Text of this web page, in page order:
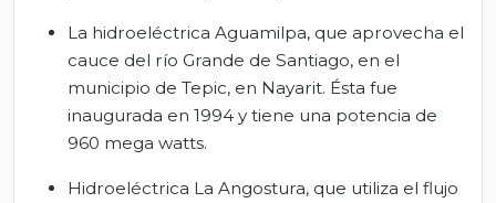
La hidroeléctrica Aguamilpa, que aprovecha el
cauce del río Grande de Santiago, en el
municipio de Tepic, en Nayarit. Ésta fue
inaugurada en 1994 y tiene una potencia de
960 mega watts.
Hidroeléctrica La Angostura, que utiliza el flujo